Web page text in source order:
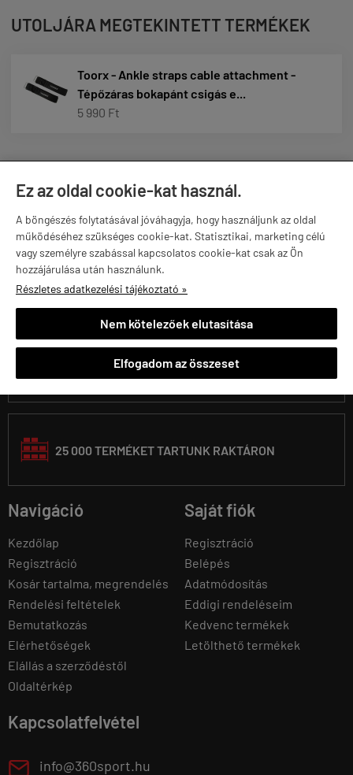
Ez az oldal cookie-kat használ.
A böngészés folytatásával jóváhagyja, hogy használjunk az oldal
működéséhez szükséges cookie-kat. Statisztikai, marketing célú
vagy személyre szabással kapcsolatos cookie-kat csak az Ön
hozzájárulása után használunk.
Részletes adatkezelési tájékoztató »
Nem kötelezőek elutasítása
Elfogadom az összeset
UTOLJÁRA MEGTEKINTETT TERMÉKEK
Toorx - Ankle straps cable attachment -
Tépőzáras bokapánt csigás e...
5 990 Ft
 1992 ÓTA VAGYUNK A PIACON
30 000 KG SÚLYT ADUNK EL ÉVENTE
25 000 TERMÉKET TARTUNK RAKTÁRON
Navigáció
Kezdőlap
Regisztráció
Kosár tartalma, megrendelés
Rendelési feltételek
Bemutatkozás
Elérhetőségek
Elállás a szerződéstől
Oldaltérkép
Saját fiók
Regisztráció
Belépés
Adatmódosítás
Eddigi rendeléseim
Kedvenc termékek
Letölthető termékek
Kapcsolatfelvétel
E info@360sport.hu